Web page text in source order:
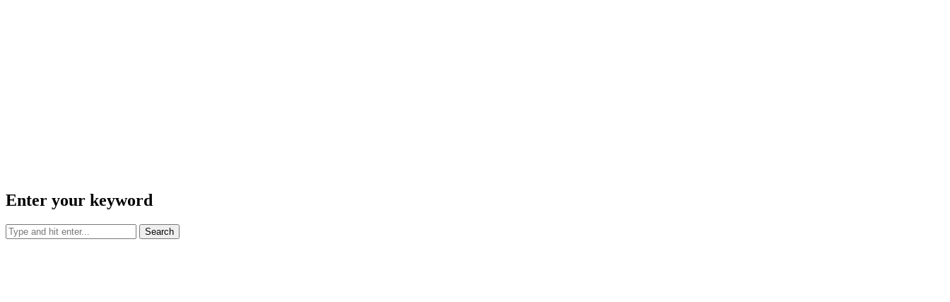
Enter your keyword
Search